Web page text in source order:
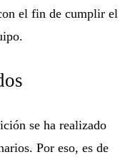
el fin de cumplir el
se ha realizado
Por eso, es de